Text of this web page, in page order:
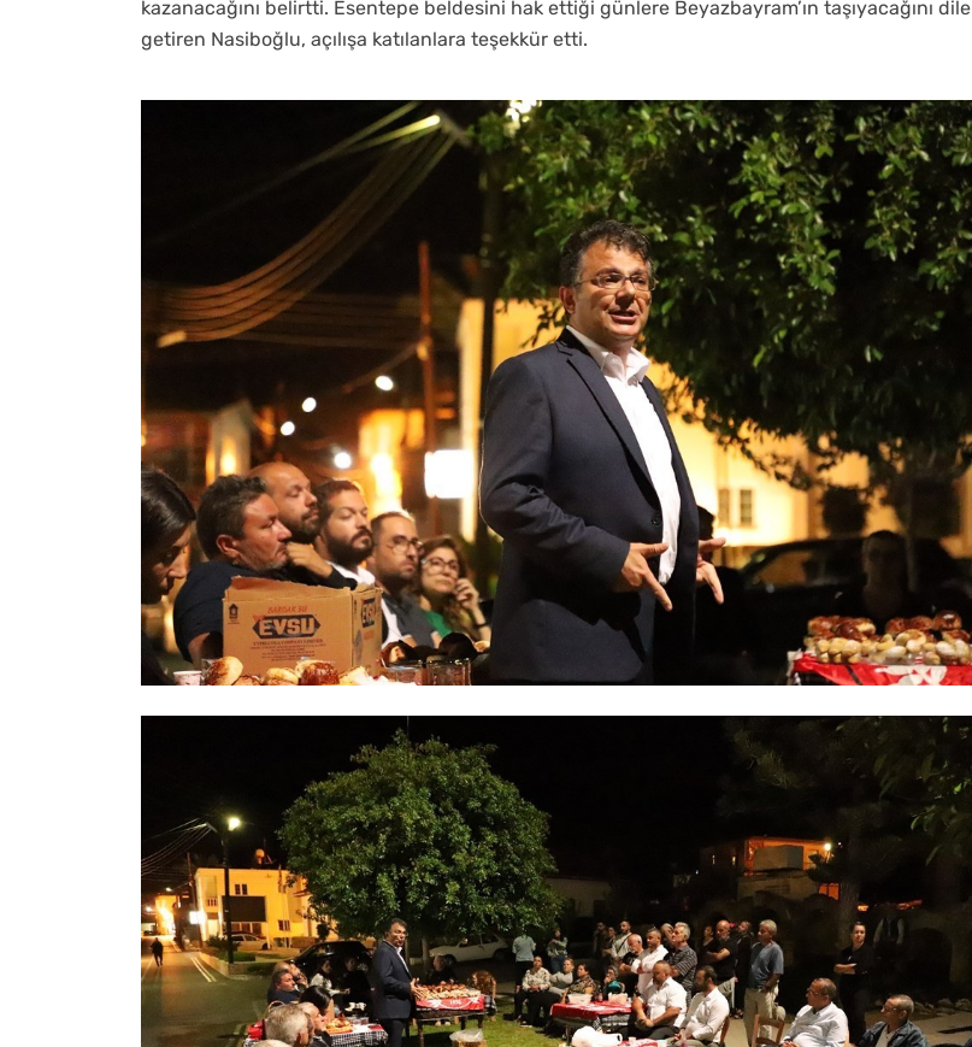
kazanacağını belirtti. Esentepe beldesini hak ettiği günlere Beyazbayram’ın taşıyacağını dile
getiren Nasiboğlu, açılışa katılanlara teşekkür etti.